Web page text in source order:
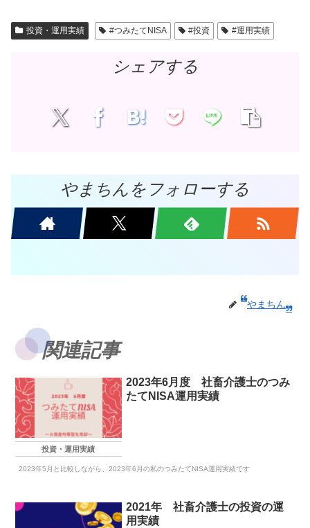
投資・運用実績 #つみたてNISA #投資 #運用実績
シェアする
やまちんをフォローする
やまちん
関連記事
投資・運用実績
2023年6月度 社畜介護士のつみ
たてNISA運用実績
2023年5月と比較しながら、2023年6月の私のつみたてNISA運用実績です
2021年 社畜介護士の投資の運
用実績